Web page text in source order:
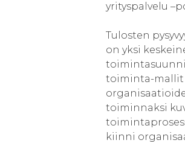
yrityspalvelu
Tulosten
on yksi
toiminta-mallit
toiminnaksi
kiinni